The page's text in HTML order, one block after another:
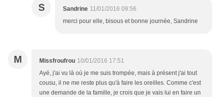
S Sandrine 11/01/2016 09:56
merci pour elle, bisous et bonne journée, Sandrine
M Missfroufrou 10/01/2016 17:51
Ayé, j'ai vu là où je me suis trompée, mais à présent j'ai tout
cousu, il ne me reste plus qu'à faire les oreilles. Comme c'est
une demande de la famille, je crois que je vais lui en faire un